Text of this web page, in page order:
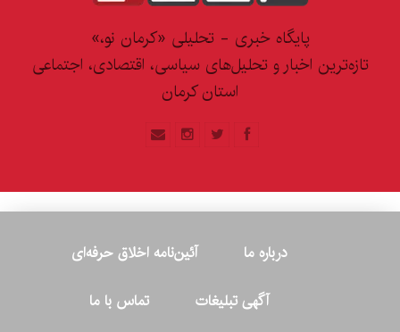
پایگاه خبری - تحلیلی «کرمان نو،»
تازه‌ترین اخبار و تحلیل‌های سیاسی، اقتصادی، اجتماعی
استان کرمان
درباره ما
آئین‌نامه اخلاق حرفه‌ای
آگهی تبلیغات
تماس با ما